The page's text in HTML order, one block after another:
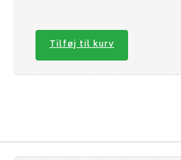
Tilføj til kurv